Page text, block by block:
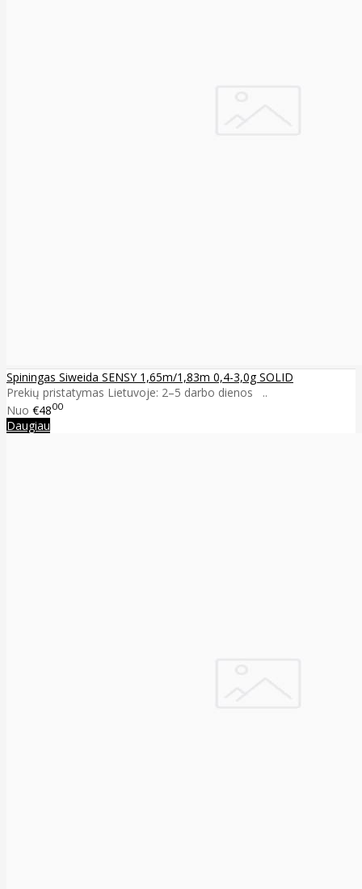
Spiningas Siweida SENSY 1,65m/1,83m 0,4-3,0g SOLID
Prekių pristatymas Lietuvoje: 2–5 darbo dienos ..
Nuo €4800
Daugiau